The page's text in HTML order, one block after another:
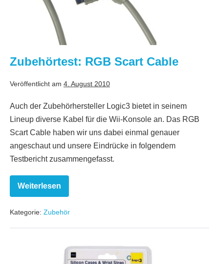
Zubehörtest: RGB Scart Cable
Veröffentlicht am 4. August 2010
Auch der Zubehörhersteller Logic3 bietet in seinem
Lineup diverse Kabel für die Wii-Konsole an. Das RGB
Scart Cable haben wir uns dabei einmal genauer
angeschaut und unsere Eindrücke in folgendem
Testbericht zusammengefasst.
WeiterlesenZubehörtest:
RGB
Cable
Kategorie: Zubehör